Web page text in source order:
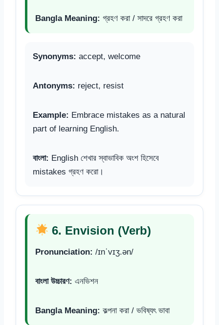
Bangla Meaning: গ্রহণ করা / সাদরে গ্রহণ করা
Synonyms: accept, welcome
Antonyms: reject, resist
Example: Embrace mistakes as a natural
part of learning English.
বাংলা: English শেখার স্বাভাবিক অংশ হিসেবে
mistakes গ্রহণ করো।
6. Envision (Verb)
Pronunciation: /ɪnˈvɪʒ.ən/
বাংলা উচ্চারণ: এনভিশন
Bangla Meaning: কল্পনা করা / ভবিষ্যৎ ভাবা